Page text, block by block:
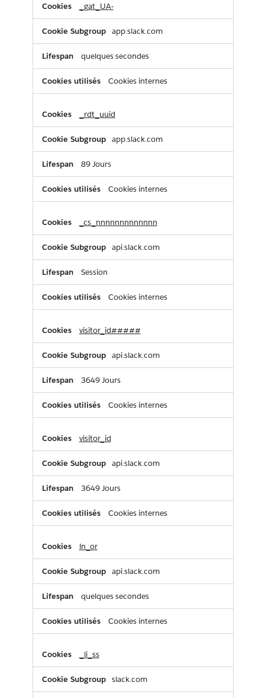
_gat_UA-
app.slack.com
quelques secondes
Cookies internes
_rdt_uuid
app.slack.com
89 Jours
Cookies internes
_cs_nnnnnnnnnnnnn
api.slack.com
Session
Cookies internes
visitor_id#####
api.slack.com
3649 Jours
Cookies internes
visitor_id
api.slack.com
3649 Jours
Cookies internes
ln_or
api.slack.com
quelques secondes
Cookies internes
_li_ss
slack.com